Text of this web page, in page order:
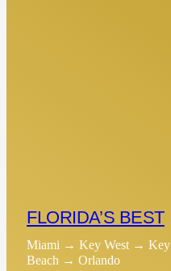
FLORIDA’S BEST
Miami → Key West →
Beach → Orlando